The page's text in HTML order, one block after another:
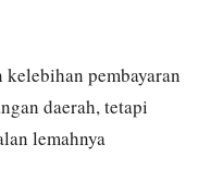
pembayaran
daerah, tetapi
lemahnya